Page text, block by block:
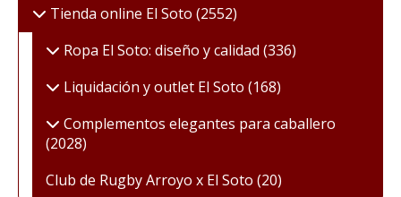
Tienda online El Soto (2552)
Ropa El Soto: diseño y calidad (336)
Liquidación y outlet El Soto (168)
Complementos elegantes para caballero
(2028)
Club de Rugby Arroyo x El Soto (20)